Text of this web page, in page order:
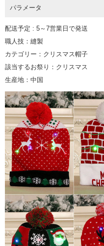
パラメータ
配送予定 : 5～7営業日で発送
職人技：縫製
カテゴリー：クリスマス帽子
該当するお祭り：クリスマス
生産地：中国